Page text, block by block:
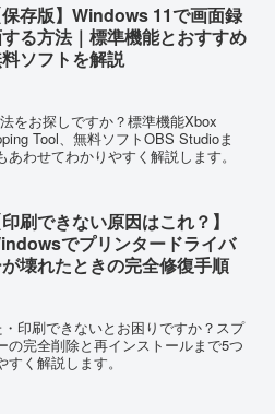
保存版】Windows 11で画面録
る方法｜標準機能とおすすめ
ソフトを解説
をお探しですか？標準機能Xbox
Tool、無料ソフトOBS Studioま
わせてわかりやすく解説します。
印刷できない原因はこれ？】
でプリンタードライバ
壊れたときの完全修復手順
印刷できないとお困りですか？スプ
の完全削除と再インストールまで5つ
く解説します。